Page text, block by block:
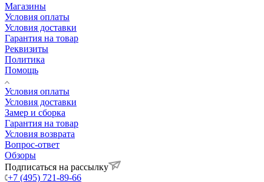
Магазины
Условия оплаты
Условия доставки
Гарантия на товар
Реквизиты
Политика
Помощь
Условия оплаты
Условия доставки
Замер и сборка
Гарантия на товар
Условия возврата
Вопрос-ответ
Обзоры
Подписаться на рассылку
+7 (495) 721-89-66